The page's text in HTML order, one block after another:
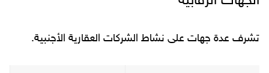
تشرف عدة جهات على نشاط الشركات العقارية الأجنبية.